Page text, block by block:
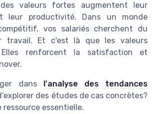
valeurs fortes augmentent leur
leur productivité. Dans un monde
vos salariés cherchent du
travail. Et c'est là que les valeurs
Elles renforcent la satisfaction et
dans
l'analyse des tendances
des études de cas concrètes?
essentielle.